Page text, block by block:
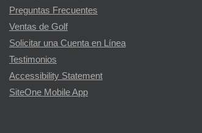
Preguntas Frecuentes
Ventas de Golf
Solicitar una Cuenta en Línea
Testimonios
Accessibility Statement
SiteOne Mobile App